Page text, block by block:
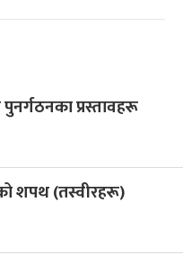
प्रस्तावहरू
शपथ (तस्वीरहरू)